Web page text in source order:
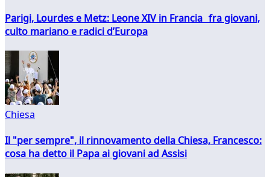
Parigi, Lourdes e Metz: Leone XIV in Francia fra giovani,
culto mariano e radici d’Europa
Chiesa
Il "per sempre", il rinnovamento della Chiesa, Francesco:
cosa ha detto il Papa ai giovani ad Assisi